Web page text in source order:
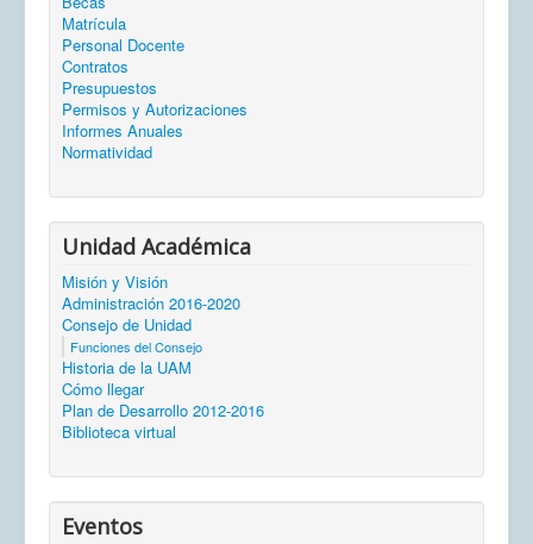
Matrícula
Personal Docente
Contratos
Presupuestos
Permisos y Autorizaciones
Informes Anuales
Normatividad
Unidad Académica
Misión y Visión
Administración 2016-2020
Consejo de Unidad
Funciones del Consejo
Historia de la UAM
Cómo llegar
Plan de Desarrollo 2012-2016
Biblioteca virtual
Eventos